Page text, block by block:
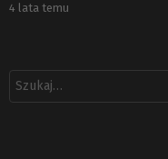
4 lata temu